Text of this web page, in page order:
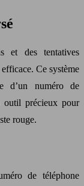
et des tentatives
Ce système
d’un numéro de
outil précieux pour
rouge.
de téléphone